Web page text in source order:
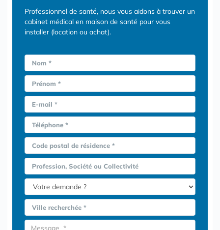
Professionnel de santé, nous vous aidons à trouver un
cabinet médical en maison de santé pour vous
installer (location ou achat).
Nom *
Prénom *
E-mail *
Téléphone *
Code postal de résidence *
Profession, Société ou Collectivité
Ville recherchée *